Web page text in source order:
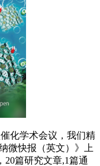
化学术会议，我们精
微快报（英文）》上
20篇研究文章,1篇通